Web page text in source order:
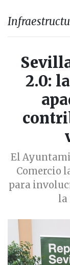
2.0:
El
Comercio
para
la